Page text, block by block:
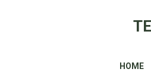
HOME